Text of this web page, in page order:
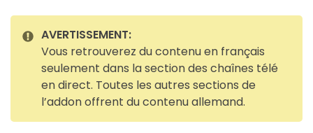
AVERTISSEMENT:
Vous retrouverez du contenu en français
seulement dans la section des chaînes télé
en direct. Toutes les autres sections de
l’addon offrent du contenu allemand.